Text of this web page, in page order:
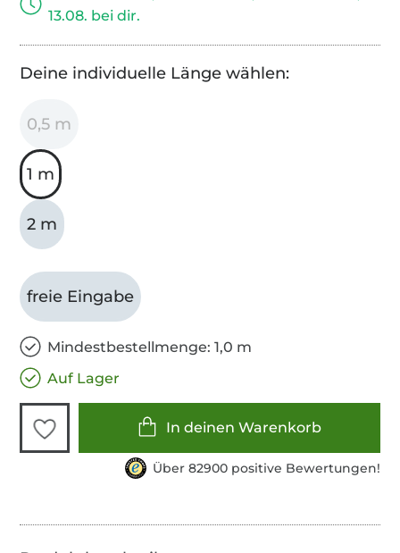
13.08. bei dir.
Deine individuelle Länge wählen:
0,5 m
1 m
2 m
freie Eingabe
Mindestbestellmenge: 1,0 m
Auf Lager
In deinen Warenkorb
Über 82900 positive Bewertungen!